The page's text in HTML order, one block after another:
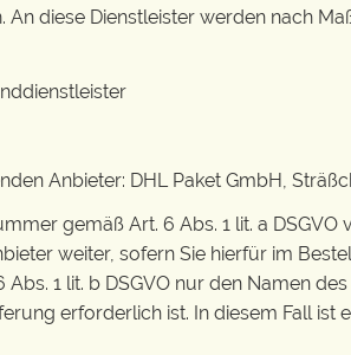
diese Dienstleister werden nach
Anbieter: DHL Paket GmbH,
gemäß Art. 6 Abs. 1 lit. a
weiter, sofern Sie hierfür im
1 lit. b DSGVO nur den Namen
erforderlich ist. In diesem Fall